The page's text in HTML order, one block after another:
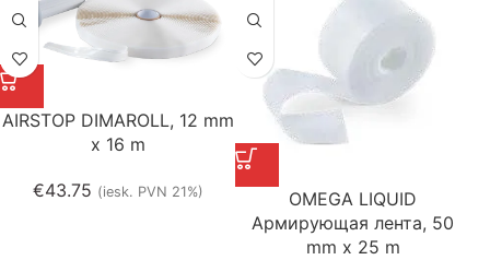
AIRSTOP DIMAROLL, 12 mm
x 16 m
€43.75 (iesk. PVN 21%)
OMEGA LIQUID
Армирующая лента, 50
mm x 25 m